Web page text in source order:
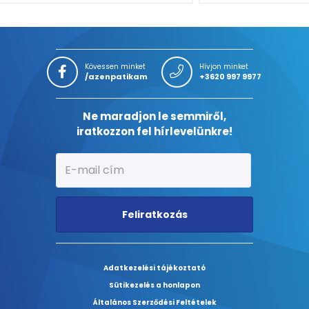
Kövessen minket
/azenpatikam
Hívjon minket
+3620 997 9977
Ne maradjon le semmiről,
iratkozzon fel hírlevelünkre!
Feliratkozás
Adatkezelési tájékoztató
Sütikezelés a honlapon
Általános Szerződési Feltételek